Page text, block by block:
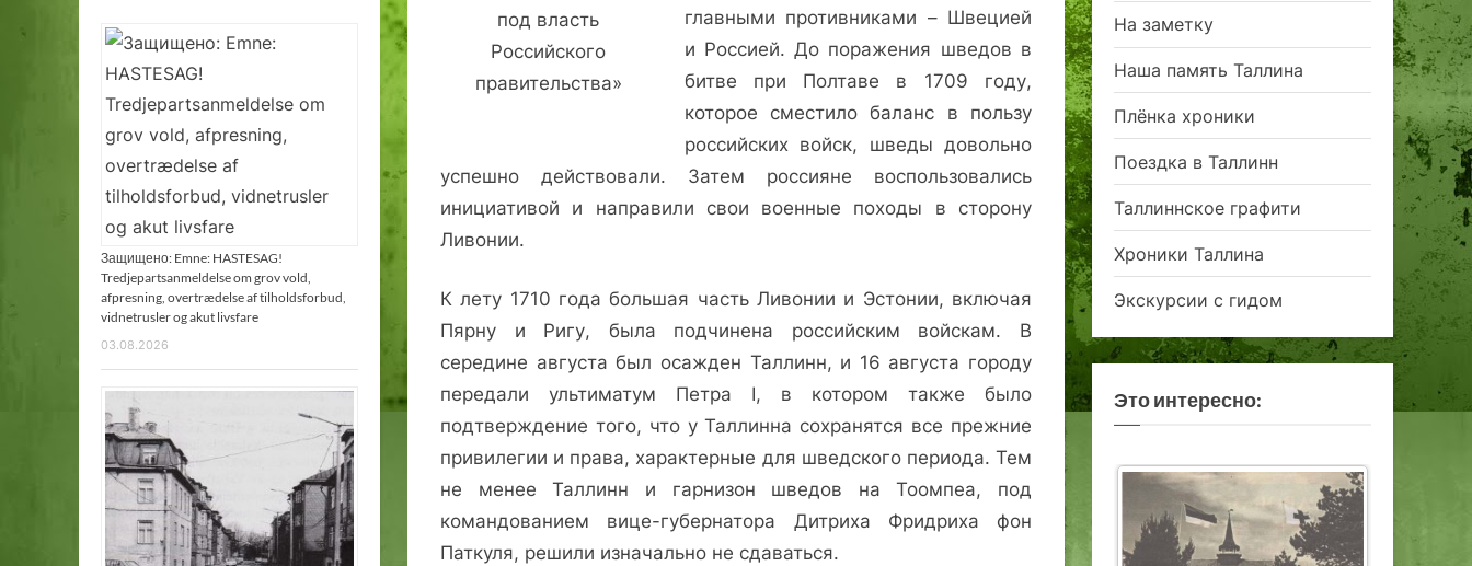
под власть
Российского
правительства»
главными противниками – Швецией
и Россией. До поражения шведов в
битве при Полтаве в 1709 году,
которое сместило баланс в пользу
российских войск, шведы довольно
успешно действовали. Затем россияне воспользовались
инициативой и направили свои военные походы в сторону
Ливонии.
К лету 1710 года большая часть Ливонии и Эстонии, включая
Пярну и Ригу, была подчинена российским войскам. В
середине августа был осажден Таллинн, и 16 августа городу
передали ультиматум Петра I, в котором также было
подтверждение того, что у Таллинна сохранятся все прежние
привилегии и права, характерные для шведского периода. Тем
не менее Таллинн и гарнизон шведов на Тоомпеа, под
командованием вице-губернатора Дитриха Фридриха фон
Паткуля, решили изначально не сдаваться.
Защищено: Emne: HASTESAG!
Tredjepartsanmeldelse om grov vold,
afpresning, overtrædelse af tilholdsforbud,
vidnetrusler og akut livsfare
03.08.2026
На заметку
Наша память Таллина
Плёнка хроники
Поездка в Таллинн
Таллиннское графити
Хроники Таллина
Экскурсии с гидом
Это интересно: